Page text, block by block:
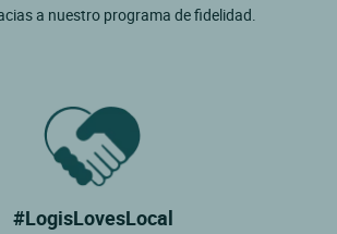
a nuestro programa de fidelidad.
#LogisLovesLocal